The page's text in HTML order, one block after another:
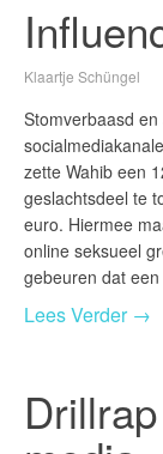
Klaartje Schüngel
Stomverbaasd
zette Wahib een
geslachtsdeel te
euro. Hiermee
online seksueel
gebeuren dat
Lees Verder →